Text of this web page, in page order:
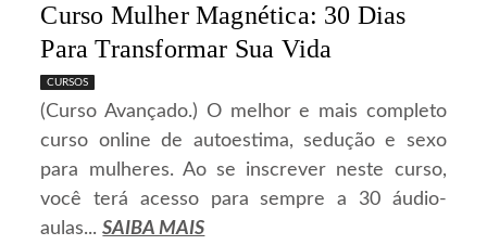
Curso Mulher Magnética: 30 Dias
Para Transformar Sua Vida
CURSOS
(Curso Avançado.) O melhor e mais completo
curso online de autoestima, sedução e sexo
para mulheres. Ao se inscrever neste curso,
você terá acesso para sempre a 30 áudio-
aulas...SAIBA MAIS